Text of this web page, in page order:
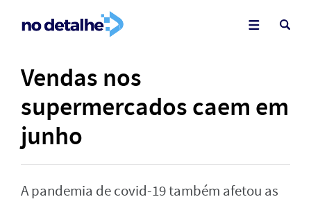
Vendas nos
supermercados caem em
junho
A pandemia de covid-19 também afetou as